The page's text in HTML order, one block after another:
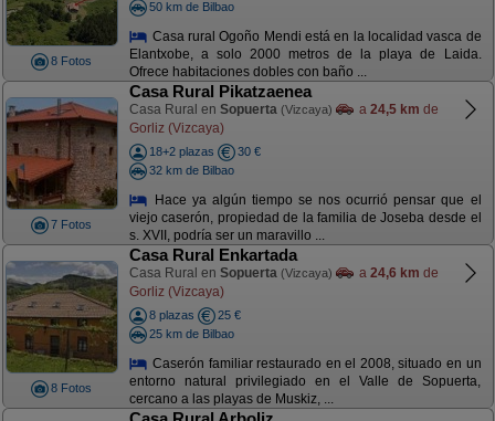
8 Fotos
50 km de Bilbao
Casa rural Ogoño Mendi está en la localidad vasca de
Elantxobe, a solo 2000 metros de la playa de Laida.
Ofrece habitaciones dobles con baño ...
7 Fotos
Casa Rural Pikatzaenea
Casa Rural en Sopuerta (Vizcaya) a 24,5 km de
Gorliz (Vizcaya)
18+2 plazas
30 €
32 km de Bilbao
Hace ya algún tiempo se nos ocurrió pensar que el
viejo caserón, propiedad de la familia de Joseba desde el
s. XVII, podría ser un maravillo ...
8 Fotos
Casa Rural Enkartada
Casa Rural en Sopuerta (Vizcaya) a 24,6 km de
Gorliz (Vizcaya)
8 plazas
25 €
25 km de Bilbao
Caserón familiar restaurado en el 2008, situado en un
entorno natural privilegiado en el Valle de Sopuerta,
cercano a las playas de Muskiz, ...